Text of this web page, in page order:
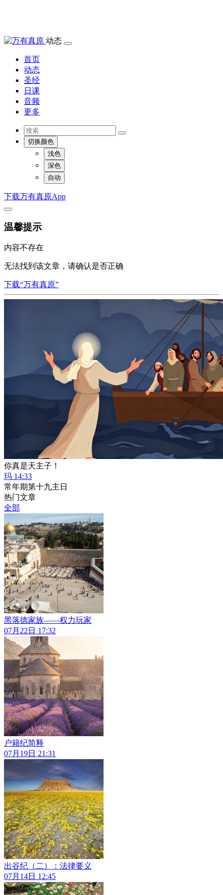
动态
首页
动态
圣经
日课
音频
更多
切换颜色
浅色
深色
自动
下载万有真原App
温馨提示
内容不存在
无法找到该文章，请确认是否正确
下载“万有真原”
你真是天主子！
玛 14:33
常年期第十九主日
热门文章
全部
黑落德家族——权力玩家
07月22日 17:32
户籍纪简释
07月19日 21:31
出谷纪（二）：法律要义
07月14日 12:45